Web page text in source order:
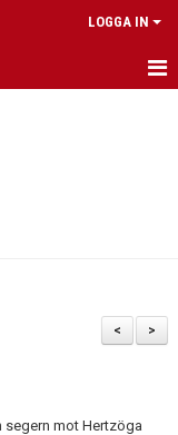
LOGGA IN
>
<
segern mot Hertzöga